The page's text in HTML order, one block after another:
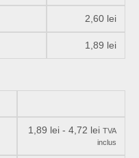
2,60 lei
1,89 lei
1,89 lei - 4,72 lei TVA
inclus